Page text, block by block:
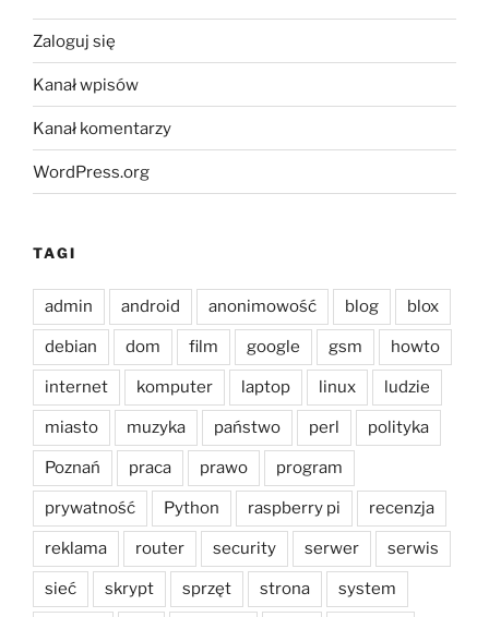
Zaloguj się
Kanał wpisów
Kanał komentarzy
WordPress.org
TAGI
admin android anonimowość blog blox
debian dom film google gsm howto
internet komputer laptop linux ludzie
miasto muzyka państwo perl polityka
Poznań praca prawo program
prywatność Python raspberry pi recenzja
reklama router security serwer serwis
sieć skrypt sprzęt strona system